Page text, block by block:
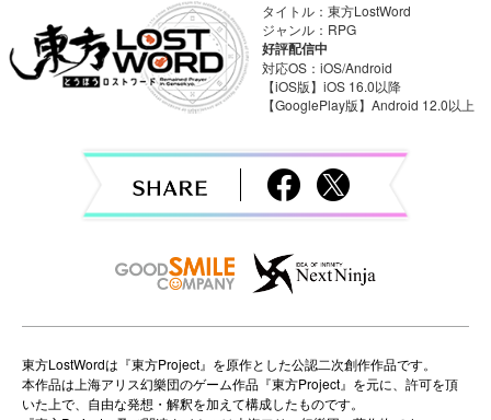
a
v
o
n
タイトル：東方LostWord
ジャンル：RPG
好評配信中
対応OS：iOS/Android
【iOS版】iOS 16.0以降
【GooglePlay版】Android 12.0以上
東方LostWordは『東方Project』を原作とした公認二次創作作品です。
本作品は上海アリス幻樂団のゲーム作品『東方Project』を元に、許可を頂
いた上で、自由な発想・解釈を加えて構成したものです。